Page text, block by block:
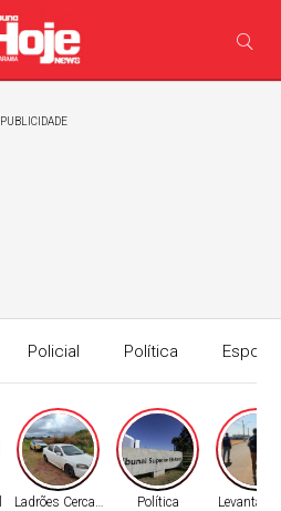
PUBLICIDADE
Policial Política
Edição
Ladrões Cercados Política